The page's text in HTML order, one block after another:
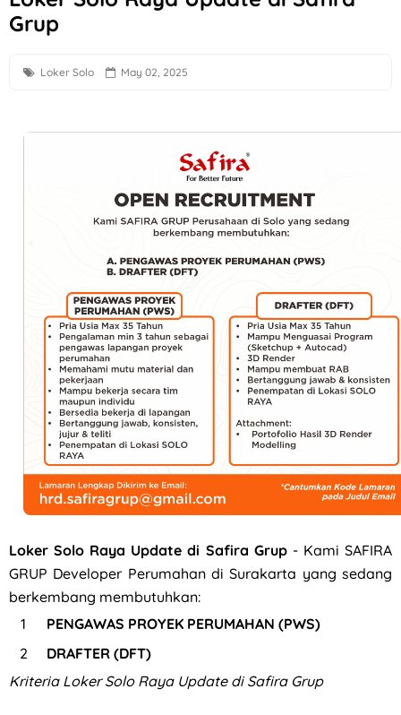
Loker Bali Driver, Helper, Admin Cabang & Backup di PT
Loker Solo Bulan Agustus 2026 di Kosi Kost
Loker Pabrik Pipa PVC Sukoharjo di PT Damai Global
Lowongan Kerja 10 Posisi di Candi Elektronik Sukoharjo
Loker Pecel Pepe Semarang Posisi Crew Outlet
Loker Digital Marketing Sukoharjo di PT Elvas Grafika
Loker Sukoharjo 5 Posisi CV Tiga Likuid Plastindo & PT
Loker Perusahaan Retail Elektronik Semarang di Modern
Loker Semarang untuk 1 Posisi di Norma Aesthetic Clinic
Lowongan Kerja Part Time Semarang di W3GG
Grup
Loker Solo May 02, 2025
Loker Solo Raya Update di Safira Grup - Kami SAFIRA
GRUP Developer Perumahan di Surakarta yang sedang
berkembang membutuhkan:
PENGAWAS PROYEK PERUMAHAN (PWS)
DRAFTER (DFT)
Kriteria Loker Solo Raya Update di Safira Grup